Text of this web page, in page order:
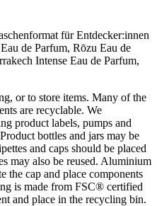
für Entdecker:innen
de Parfum, Rōzu Eau de
Intense Eau de Parfum,
or to store items. Many of the
are recyclable. We
product labels, pumps and
bottles and jars may be
and caps should be placed
may also be reused. Aluminium
the cap and place components
is made from FSC® certified
and place in the recycling bin.